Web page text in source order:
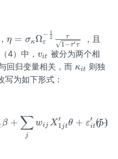
^*
，\eta
= \s
igm
a_\k
app
a_
{\va
repsi
η = σκΩε
− 2
1
1−τ′τ
τ ，且
_
\s
ig
4）中，v
_
{i
vit 被分为两个相
回归变量相关，而 \k
{i
κit
则独
写为如下形式：
\begin{equation} Y_{it}
β +
j
∑wij X1jt
′ θ + εit
′ η +